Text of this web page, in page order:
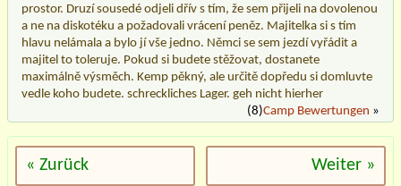
prostor. Druzí sousedé odjeli dřív s tím, že sem přijeli na dovolenou
a ne na diskotéku a požadovali vrácení peněz. Majitelka si s tím
hlavu nelámala a bylo jí vše jedno. Němci se sem jezdí vyřádit a
majitel to toleruje. Pokud si budete stěžovat, dostanete
maximálně výsměch. Kemp pěkný, ale určitě dopředu si domluvte
vedle koho budete. schreckliches Lager. geh nicht hierher
(8)Camp Bewertungen »
« Zurück Weiter »